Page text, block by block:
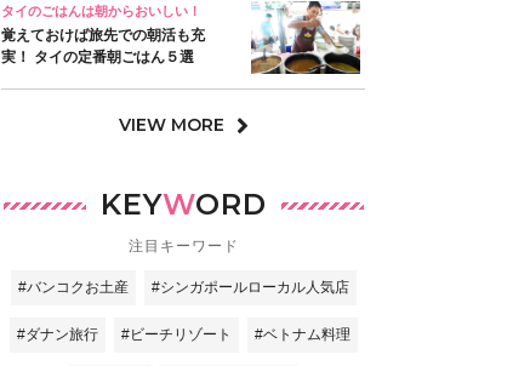
タイのごはんは朝からおいしい！
覚えておけば旅先での朝活も充
実！ タイの定番朝ごはん５選
VIEW MORE
KEYWORD
注目キーワード
#バンコクお土産 #シンガポールローカル人気店
#ダナン旅行 #ビーチリゾート #ベトナム料理